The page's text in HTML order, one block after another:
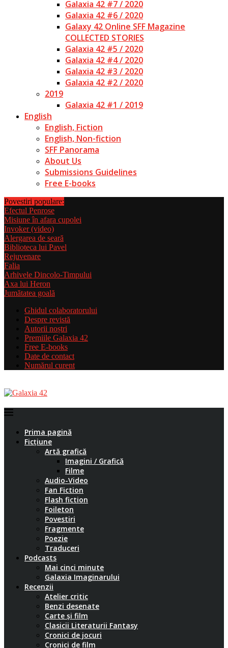
Galaxia 42 #7 / 2020
Galaxia 42 #6 / 2020
Galaxy 42 Online SFF Magazine
COLLECTED STORIES
Galaxia 42 #5 / 2020
Galaxia 42 #4 / 2020
Galaxia 42 #3 / 2020
Galaxia 42 #2 / 2020
2019
Galaxia 42 #1 / 2019
English
English, Fiction
English, Non-fiction
SFF Panorama
About Us
Submissions Guidelines
Free E-books
Povestiri populare:
Efectul Penrose
Misiune în afara cupolei
Invoker (video)
Alergarea de seară
Biblioteca lui Pavel
Rejuvenare
Falia
Arhivele Dincolo-Timpului
Axa lui Heron
Jumătatea goală
Ghidul colaboratorului
Despre revistă
Autorii noștri
Premiile Galaxia 42
Free E-books
Date de contact
Numărul curent
Prima pagină
Ficțiune
Artă grafică
Imagini / Grafică
Filme
Audio-Video
Fan Fiction
Flash fiction
Foileton
Povestiri
Fragmente
Poezie
Traduceri
Podcasts
Mai cinci minute
Galaxia Imaginarului
Recenzii
Atelier critic
Benzi desenate
Carte și film
Clasicii Literaturii Fantasy
Cronici de jocuri
Cronici de film